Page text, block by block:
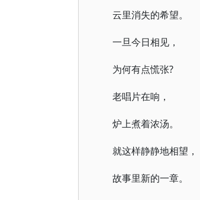
云里消失的希望。
一旦今日相见，
为何有点慌张?
老唱片在响，
炉上煮着浓汤。
就这样静静地相望，
故事里新的一章。